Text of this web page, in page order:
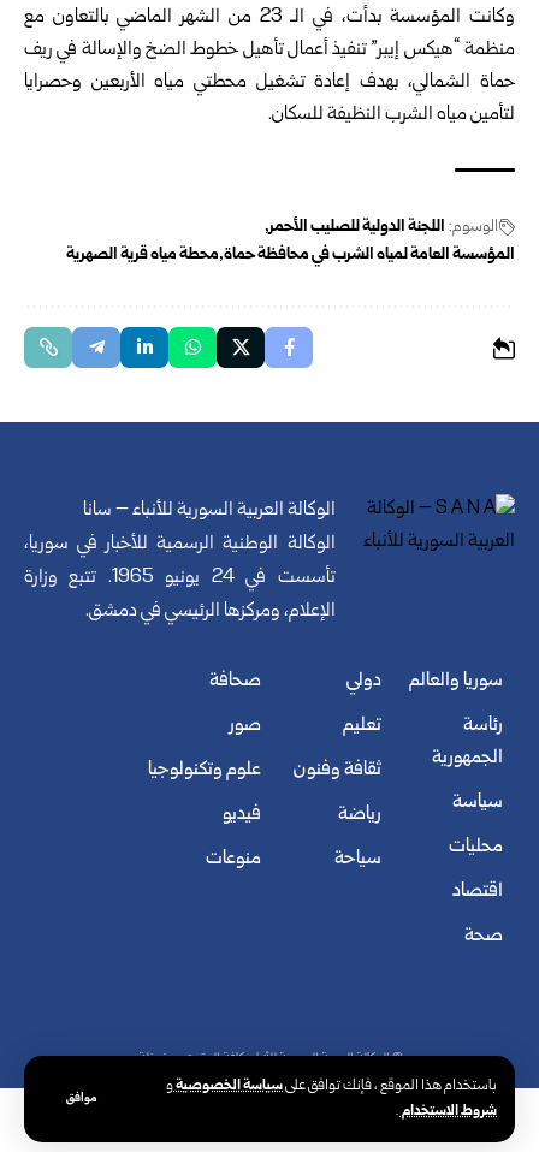
باستخدام هذا الموقع ، فإنك توافق علىسياسة الخصوصيةو
شروط الاستخدام.
موافق
وكانت المؤسسة بدأت، في الـ 23 من الشهر الماضي بالتعاون مع
منظمة “هيكس إيبر” تنفيذ أعمال تأهيل خطوط الضخ والإسالة في ريف
حماة الشمالي، بهدف إعادة تشغيل محطتي مياه الأربعين وحصرايا
لتأمين مياه الشرب النظيفة للسكان.
الوسوم: اللجنة الدولية للصليب الأحمر
المؤسسة العامة لمياه الشرب في محافظة حماة محطة مياه قرية الصهرية
الوكالة العربية السورية للأنباء – سانا
الوكالة الوطنية الرسمية للأخبار في سوريا،
تأسست في 24 يونيو 1965. تتبع وزارة
الإعلام، ومركزها الرئيسي في دمشق.
سوريا والعالم
رئاسة
الجمهورية
سياسة
محليات
اقتصاد
صحة
دولي
تعليم
ثقافة وفنون
رياضة
سياحة
صحافة
صور
علوم وتكنولوجيا
فيديو
منوعات
© الوكالة العربية السورية للأنباء. كافة الحقوق محفوظة.